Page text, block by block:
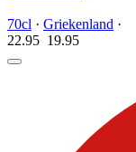
70cl · Griekenland ·
22.95 19.95